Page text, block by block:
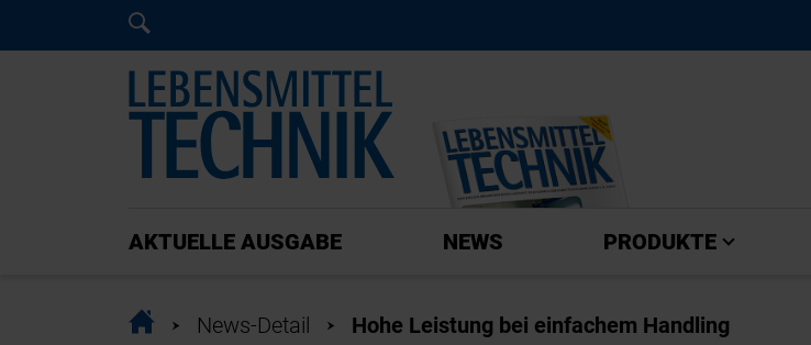
Home
AKTUELLE AUSGABE NEWS PRODUKTE
HomeNews-Detail Hohe Leistung bei einfachem Handling